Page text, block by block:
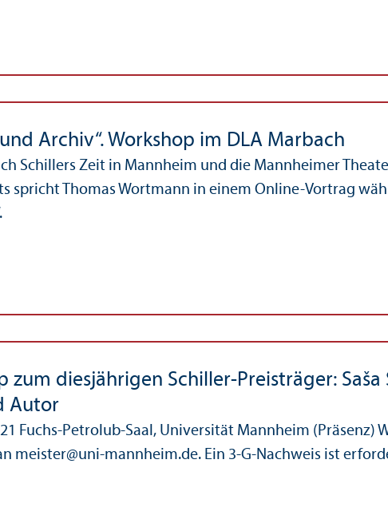
Archiv“. Workshop im DLA Marbach
Schillers Zeit in Mannheim und die Mannheimer
spricht Thomas Wortmann in einem Online-Vortrag
zum diesjährigen Schiller-Preisträger:
Autor
Fuchs-Petrolub-Saal, Universität Mannheim
meister@uni-mannheim.de. Ein 3-G-Nachweis ist